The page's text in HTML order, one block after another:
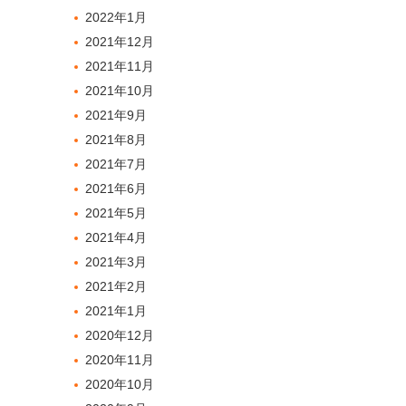
2022年1月
2021年12月
2021年11月
2021年10月
2021年9月
2021年8月
2021年7月
2021年6月
2021年5月
2021年4月
2021年3月
2021年2月
2021年1月
2020年12月
2020年11月
2020年10月